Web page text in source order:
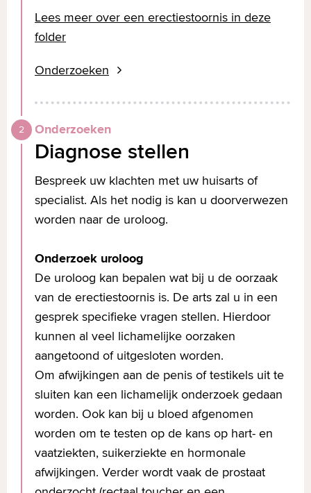
bloedvaten naar de penis dicht.
de penis kan er toe leiden dat de
Erectiestoornissen kunnen ook de
voorbode zijn van hart- en
vaatproblemen. Bij klachten op dit
gebied (onder meer kortademigheid,
pijn op de borst, achteruitgaande
conditie) is het belangrijk dat u dit op
korte termijn bespreekt met uw
bloeddruk en cholesterol te laten
controleren via de huisarts.
Diabetes mellitus (suikerziekte):
langer bestaande suikerziekte heeft
op termijn een slechte invloed op de
zenuwen en bloedvaten. Hierdoor
kan het gevoel in de penis afnemen
waardoor er een erectiestoornis kan
ontstaan.
Alcohol, roken en drugs en
medicijnen: genotsmiddelen kunnen
een negatieve invloed op de erectie
van een psychische oorzaak. Zorgen,
stress of gewoon een druk leven kunnen
of het in stand houden hiervan. Als het
de erectie in plaats van het genot.
Hierdoor is er onvoldoende opwinding,
helemaal niet op gang komt.
Mannen kunnen zo in een negatieve
ontwikkelen. Ook een emotioneel trauma,
depressiviteit en relatieproblemen
kunnen factoren voor erectieproblemen
zijn.
Lees meer over een erectiestoornis in deze
folder
Onderzoeken
Onderzoeken
Diagnose stellen
Bespreek uw klachten met uw huisarts of
specialist. Als het nodig is kan u doorverwezen
worden naar de uroloog.
Onderzoek uroloog
De uroloog kan bepalen wat bij u de oorzaak
van de erectiestoornis is. De arts zal u in een
gesprek specifieke vragen stellen. Hierdoor
kunnen al veel lichamelijke oorzaken
aangetoond of uitgesloten worden.
Om afwijkingen aan de penis of testikels uit te
sluiten kan een lichamelijk onderzoek gedaan
worden. Ook kan bij u bloed afgenomen
worden om te testen op de kans op hart- en
vaatziekten, suikerziekte en hormonale
afwijkingen. Verder wordt vaak de prostaat